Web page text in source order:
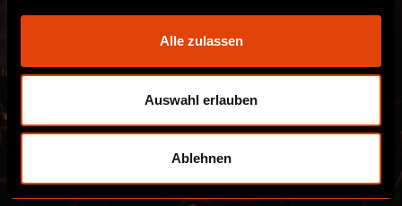
Alle zulassen
Auswahl erlauben
Ablehnen